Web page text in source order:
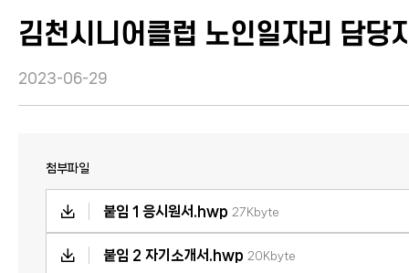
김천시니어클럽 노인일자리 담당
2023-06-29
첨부파일
붙임 1 응시원서.hwp 27Kbyte
붙임 2 자기소개서.hwp 20Kbyte